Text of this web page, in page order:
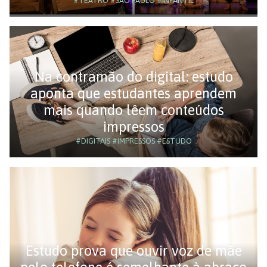
Na contramão do digital: estudo
aponta que estudantes aprendem
mais quando lêem conteúdos
impressos
#DIGITAIS#IMPRESSOS#ESTUDO
Estudo prova que ouvir voz de mãe